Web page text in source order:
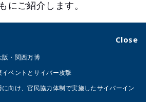
にご紹介します。
・関西万博
イベントとサイバー攻撃
向け、官民協力体制で実施したサイバーイン